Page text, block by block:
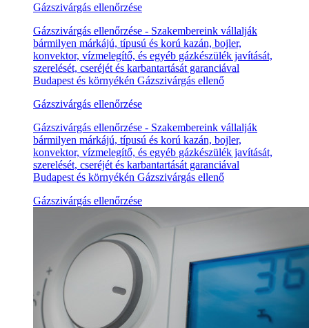
Gázszivárgás ellenőrzése
Gázszivárgás ellenőrzése - Szakembereink vállalják
bármilyen márkájú, típusú és korú kazán, bojler,
konvektor, vízmelegítő, és egyéb gázkészülék javítását,
szerelését, cseréjét és karbantartását garanciával
Budapest és környékén Gázszivárgás ellenő
Gázszivárgás ellenőrzése
Gázszivárgás ellenőrzése - Szakembereink vállalják
bármilyen márkájú, típusú és korú kazán, bojler,
konvektor, vízmelegítő, és egyéb gázkészülék javítását,
szerelését, cseréjét és karbantartását garanciával
Budapest és környékén Gázszivárgás ellenő
Gázszivárgás ellenőrzése